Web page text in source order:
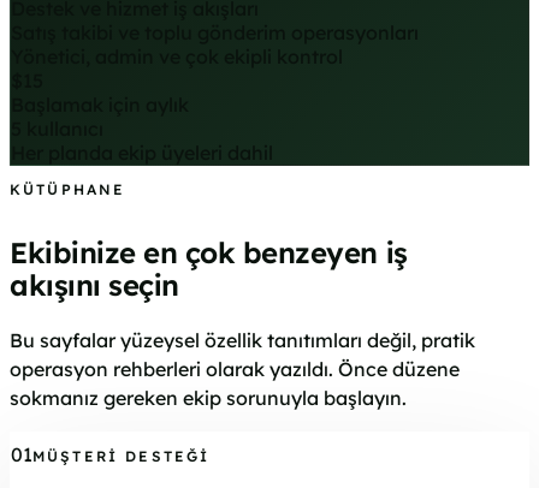
Satış takibi ve toplu gönderim operasyonları
Her planda ekip üyeleri dahil
KÜTÜPHANE
Ekibinize en çok benzeyen iş
akışını seçin
Bu sayfalar yüzeysel özellik tanıtımları değil, pratik
operasyon rehberleri olarak yazıldı. Önce düzene
sokmanız gereken ekip sorunuyla başlayın.
01MÜŞTERI DESTEĞI